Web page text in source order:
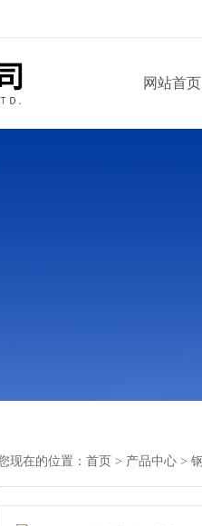
网站首页
现在的位置： 首页 > 产品中心 >